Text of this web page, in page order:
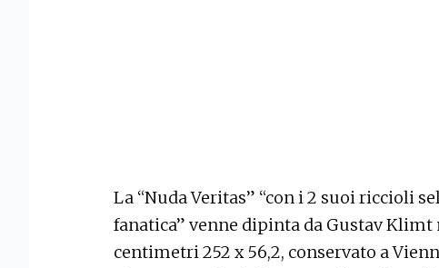
La “Nuda Veritas” “con i 2 suoi riccioli
fanatica” venne dipinta da Gustav Klimt
centimetri 252 x 56,2, conservato a